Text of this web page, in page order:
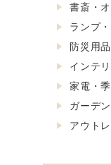
書斎・
ランプ
防災用品
インテ
家電・
ガーデ
アウト